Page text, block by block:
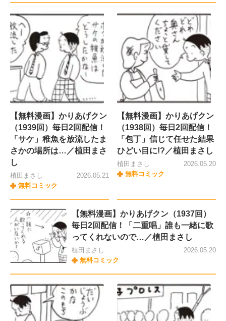
【無料漫画】かりあげクン
（1939回）毎日2回配信！
「サケ」稚魚を放流したま
さかの場所は…／植田まさ
し
植田まさし
無料コミック
2026.05.21
【無料漫画】かりあげクン
（1938回）毎日2回配信！
「包丁」信じて任せた結果
ひどい目に!?／植田まさし
植田まさし
無料コミック
2026.05.20
【無料漫画】かりあげクン（1937回）
毎日2回配信！「二重唱」誰も一緒に歌
ってくれないので…／植田まさし
植田まさし
無料コミック
2026.05.20